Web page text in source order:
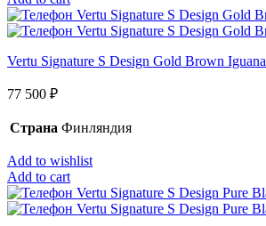
Vertu Signature S Design Gold Brown Iguana
77 500 ₽
Страна Финляндия
Add to wishlist
Add to cart